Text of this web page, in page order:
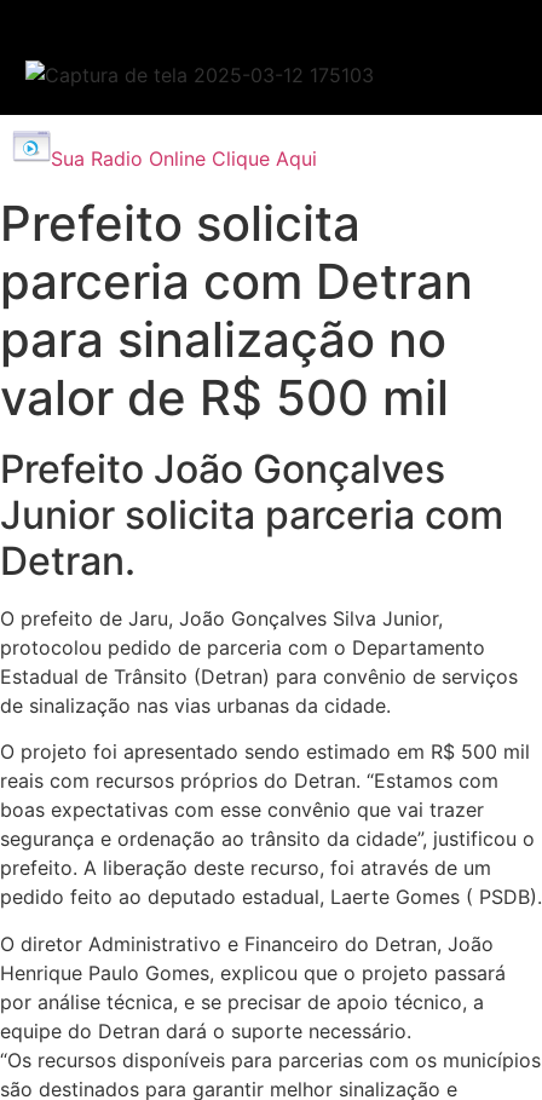
Sua Radio Online Clique Aqui
Prefeito solicita
parceria com Detran
para sinalização no
valor de R$ 500 mil
Prefeito João Gonçalves
Junior solicita parceria com
Detran.
O prefeito de Jaru, João Gonçalves Silva Junior,
protocolou pedido de parceria com o Departamento
Estadual de Trânsito (Detran) para convênio de serviços
de sinalização nas vias urbanas da cidade.
O projeto foi apresentado sendo estimado em R$ 500 mil
reais com recursos próprios do Detran. “Estamos com
boas expectativas com esse convênio que vai trazer
segurança e ordenação ao trânsito da cidade”, justificou o
prefeito. A liberação deste recurso, foi através de um
pedido feito ao deputado estadual, Laerte Gomes ( PSDB).
O diretor Administrativo e Financeiro do Detran, João
Henrique Paulo Gomes, explicou que o projeto passará
por análise técnica, e se precisar de apoio técnico, a
equipe do Detran dará o suporte necessário.
“Os recursos disponíveis para parcerias com os municípios
são destinados para garantir melhor sinalização e